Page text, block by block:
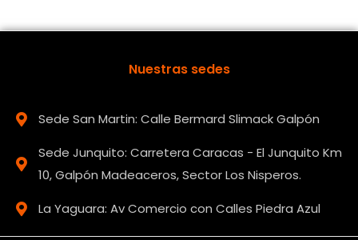
Nuestras sedes
Sede San Martin: Calle Bermard Slimack Galpón
Sede Junquito: Carretera Caracas - El Junquito Km
10, Galpón Madeaceros, Sector Los Nisperos.
La Yaguara: Av Comercio con Calles Piedra Azul